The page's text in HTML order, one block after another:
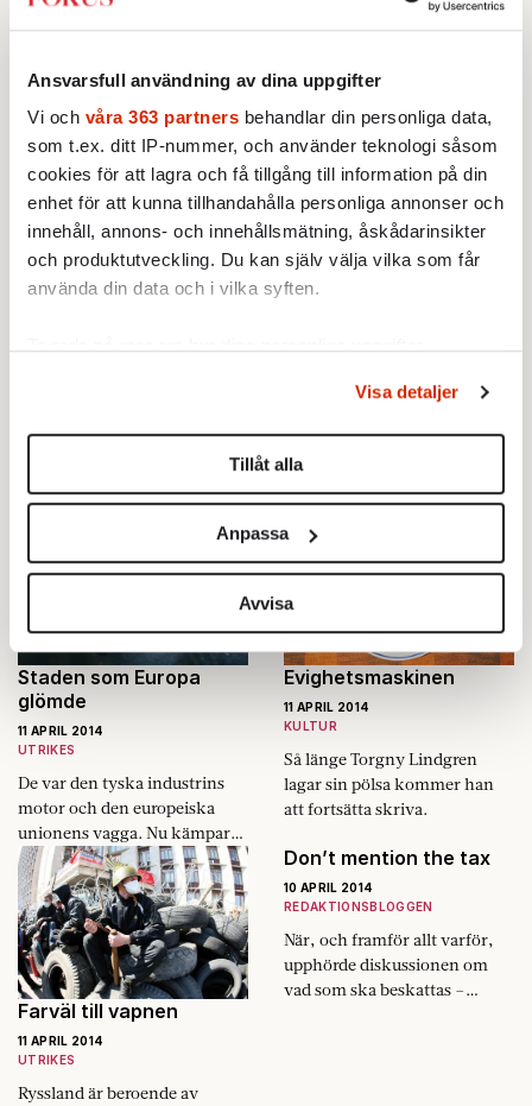
Ansvarsfull användning av dina uppgifter
Vi och våra 363 partners behandlar din personliga data,
som t.ex. ditt IP-nummer, och använder teknologi såsom
cookies för att lagra och få tillgång till information på din
enhet för att kunna tillhandahålla personliga annonser och
innehåll, annons- och innehållsmätning, åskådarinsikter
och produktutveckling. Du kan själv välja vilka som får
använda din data och i vilka syften.
Du kan ändra eller dra tillbaka ditt samtycke när som
helst från cookie-förklaringen.
Vi använder enhetsidentifierare för att anpassa innehållet
för sociala medier och analysera vår trafik. Vi
vidarebefordrar även sådana identifierare och annan
information från din enhet till de sociala medier och
annons- och analysföretag som vi samarbetar med.
Dessa kan i sin tur kombinera informationen med annan
information som du har tillhandahållit eller som de har
samlat in när du har använt deras tjänster.
Om du vill läsa mer om hur vi hanterar personuppgifter
kan du göra det
här
Visa detaljer
Tillåt alla
Anpassa
Avvisa
Finska lejon på rymmen
AKTUELLT
Ingen lämnar Finland
ostraffat.
Virusens värstingar
UTRIKES
Världen fruktar ebolaviruset.
Samtidigt sprids en ­annan
blödarfeber i södra Europa.
Fokus Redaktionen:
Jag älskar
klicksamhället
11 APRIL 2014
KRÖNIKOR
se vad folk bråkar om i dag.
En portion förnekelse
11 APRIL 2014
Varför vägrar både regeringen
och oppositionen att tala om
skatterna som kan betala
välfärden?
Staden som Europa
glömde
11 APRIL 2014
UTRIKES
De var den tyska industrins
motor och den europeiska
unionens vagga. Nu kämpar
Oberhausen och
syskonstäderna i Ruhr för sin
överlevnad.
Evighetsmaskinen
11 APRIL 2014
KULTUR
Så länge Torgny Lindgren
lagar sin pölsa kommer han
att fortsätta skriva.
Farväl till vapnen
11 APRIL 2014
UTRIKES
Ryssland är beroende av
Don’t mention the tax
10 APRIL 2014
REDAKTIONSBLOGGEN
När, och framför allt varför,
upphörde diskussionen om
vad som ska beskattas –